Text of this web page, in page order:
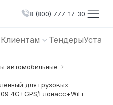
8 (800) 777-17-30
Клиентам Тендеры
автомобильные
для грузовых
4G+GPS/Глонасс+WiFi